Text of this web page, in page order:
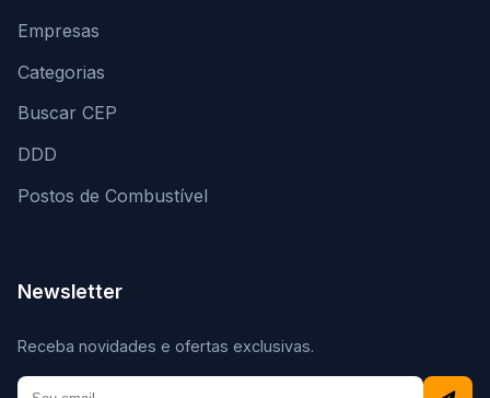
Empresas
Categorias
Buscar CEP
DDD
Postos de Combustível
Newsletter
Receba novidades e ofertas exclusivas.